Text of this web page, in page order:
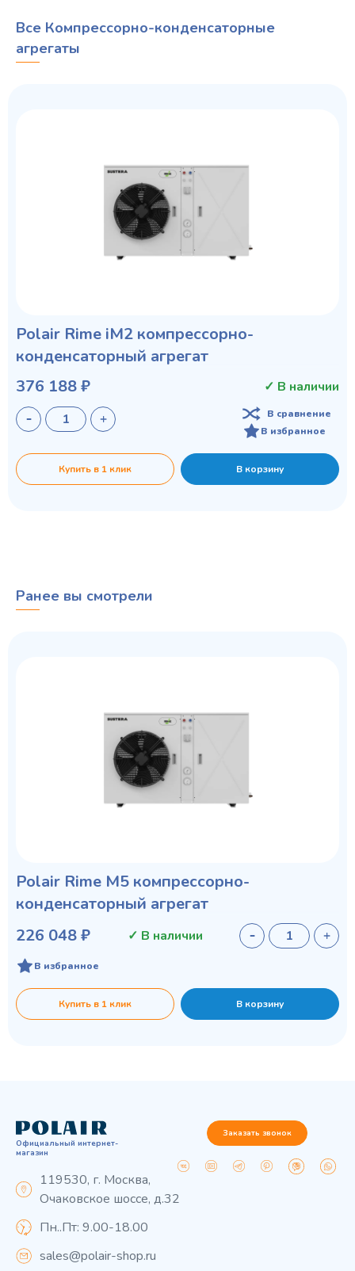
Все Компрессорно-конденсаторные
агрегаты
Polair Rime iM2 компрессорно-
конденсаторный агрегат
376 188 ₽
✓ В наличии
В сравнение
В избранное
Купить в 1 клик В корзину
Ранее вы смотрели
Polair Rime M5 компрессорно-
конденсаторный агрегат
226 048 ₽
✓ В наличии
В избранное
Купить в 1 клик В корзину
Официальный интернет-
магазин
119530, г. Москва,
Очаковское шоссе, д.32
Пн..Пт: 9.00-18.00
sales@polair-shop.ru
Заказать звонок